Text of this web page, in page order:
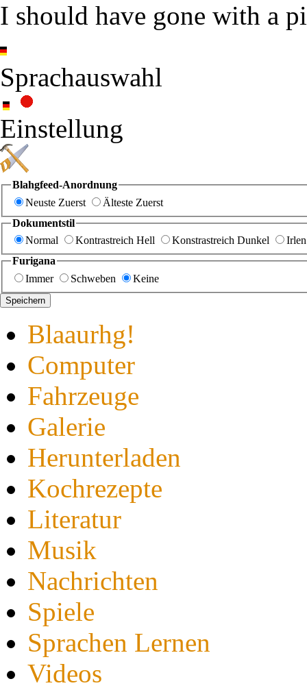
I should have gone with a
Sprachauswahl
Einstellung
Blahgfeed-Anordnung
Neuste Zuerst
Älteste Zuerst
Dokumentstil
Normal
Kontrastreich Hell Konstrastreich Dunkel
Furigana
Immer
Schweben Keine
Speichern
Blaaurhg!
Computer
Fahrzeuge
Galerie
Herunterladen
Kochrezepte
Literatur
Musik
Nachrichten
Spiele
Sprachen Lernen
Videos